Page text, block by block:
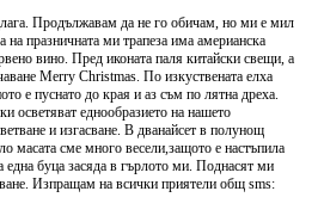
Продължавам да не го обичам, но ми е мил
на празничната ми трапеза има америанска
вино. Пред иконата паля китайски свещи, а
Мerry Christmas. По изкуствената елха
е пуснато до края и аз съм по лятна дреха.
осветяват еднообразието на нашето
и изгасване. В дванайсет в полунощ
масата сме много весели,защото е настъпила
буца засяда в гърлото ми. Поднасят ми
Изпращам на всички приятели общ sms: